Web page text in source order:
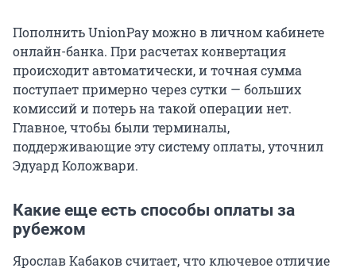
Пополнить UnionPay можно в личном кабинете
онлайн-банка. При расчетах конвертация
происходит автоматически, и точная сумма
поступает примерно через сутки — больших
комиссий и потерь на такой операции нет.
Главное, чтобы были терминалы,
поддерживающие эту систему оплаты, уточнил
Эдуард Коложвари.
Какие еще есть способы оплаты за
рубежом
Ярослав Кабаков считает, что ключевое отличие